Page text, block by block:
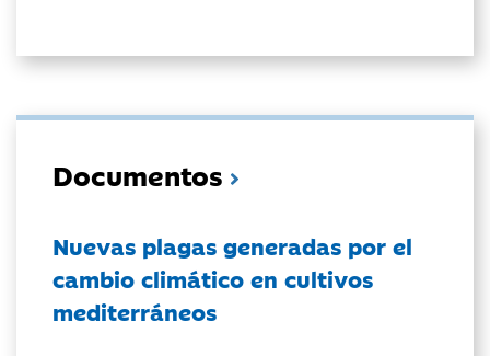
Documentos
Nuevas plagas generadas por el
cambio climático en cultivos
mediterráneos